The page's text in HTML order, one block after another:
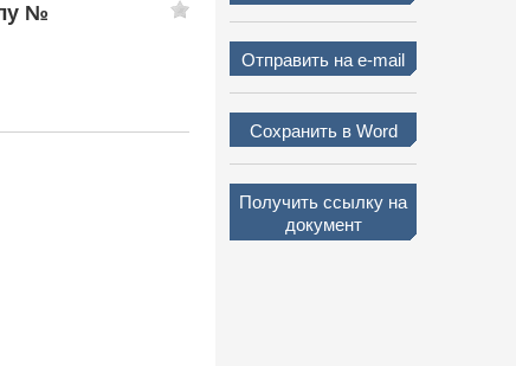
№
Отправить на e-mail
Сохранить в Word
Получить ссылку на
документ